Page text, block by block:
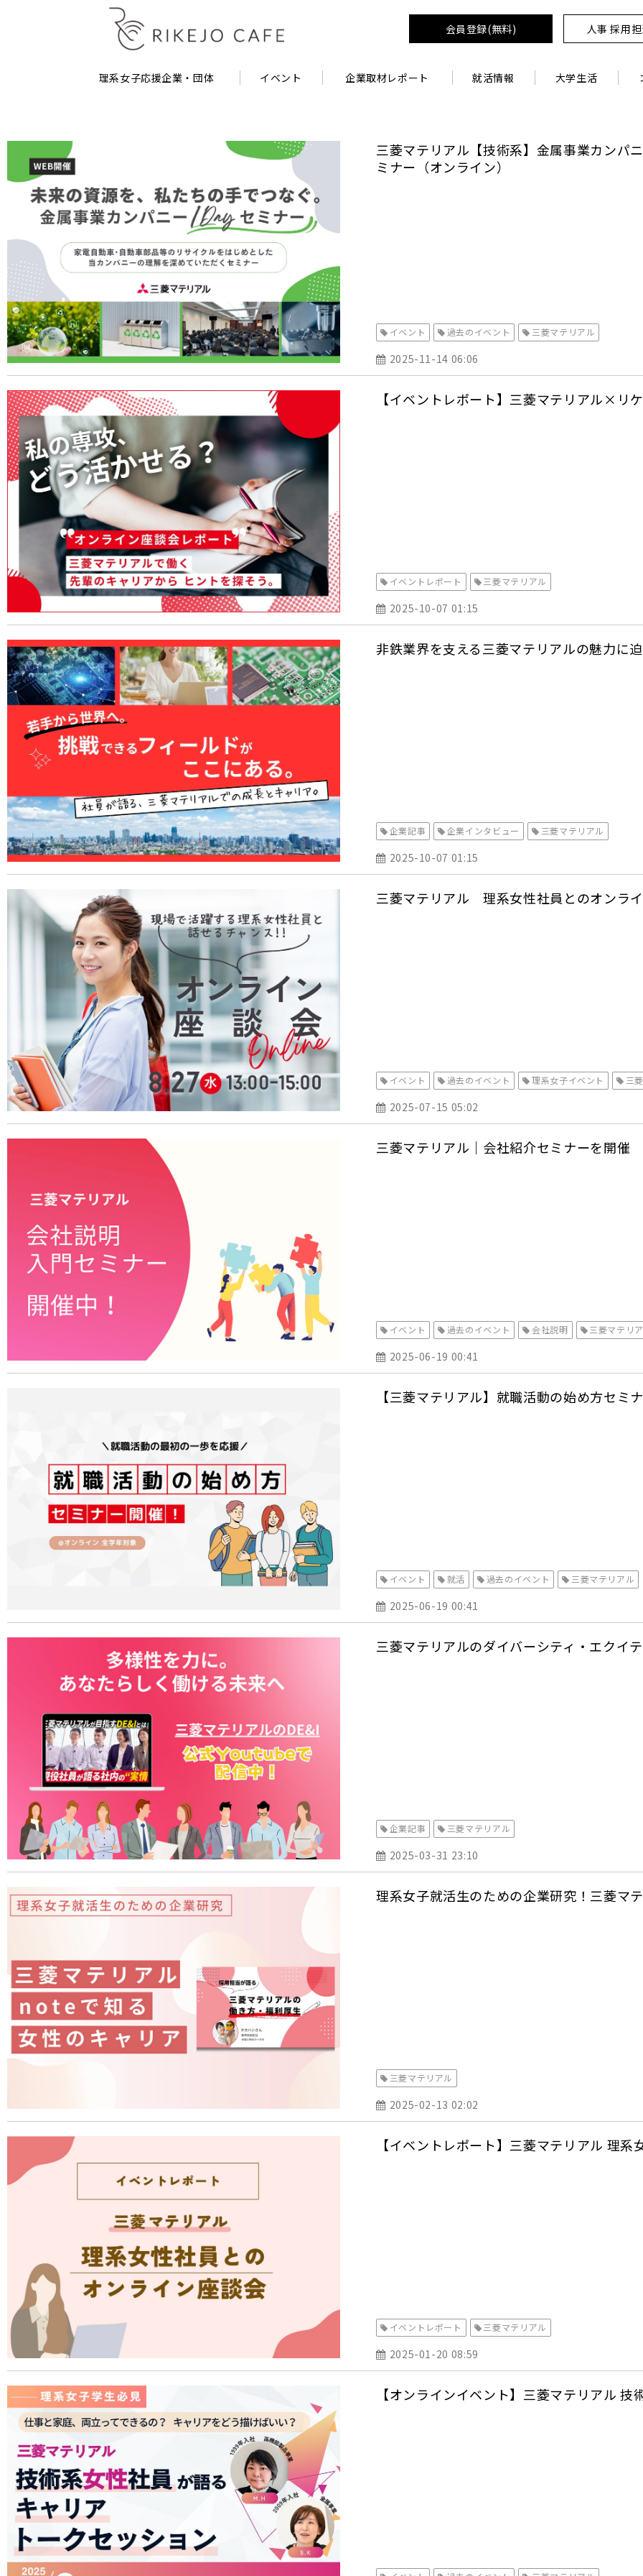
会員登録(無料) 人事 採用
理系女子応援企業・団体 イベント 企業取材レポート 就活情報 大学生活
三菱マテリアル【技術系】金属事業カンパ
ミナー（オンライン）
イベント 過去のイベント 三菱マテリアル
2025-11-14 06:06
【イベントレポート】三菱マテリアル×リ
イベントレポート 三菱マテリアル
2025-10-07 01:15
非鉄業界を支える三菱マテリアルの魅力に迫
企業記事 企業インタビュー 三菱マテリアル
2025-10-07 01:15
三菱マテリアル 理系女性社員とのオンライ
イベント 過去のイベント 理系女子イベント 三
2025-07-15 05:02
三菱マテリアル｜会社紹介セミナーを開催
イベント 過去のイベント 会社説明 三菱マテリ
2025-06-19 00:41
【三菱マテリアル】就職活動の始め方セミ
イベント 就活 過去のイベント 三菱マテリアル
2025-06-19 00:41
三菱マテリアルのダイバーシティ・エクイ
企業記事 三菱マテリアル
2025-03-31 23:10
理系女子就活生のための企業研究！三菱マ
三菱マテリアル
2025-02-13 02:02
【イベントレポート】三菱マテリアル 理
イベントレポート 三菱マテリアル
2025-01-20 08:59
【オンラインイベント】三菱マテリアル